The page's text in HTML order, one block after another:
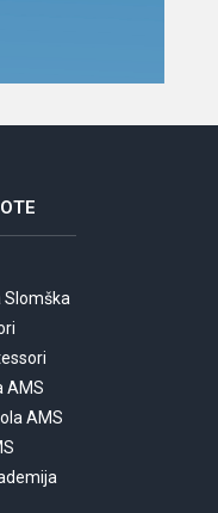
Slomška
AMS
AMS